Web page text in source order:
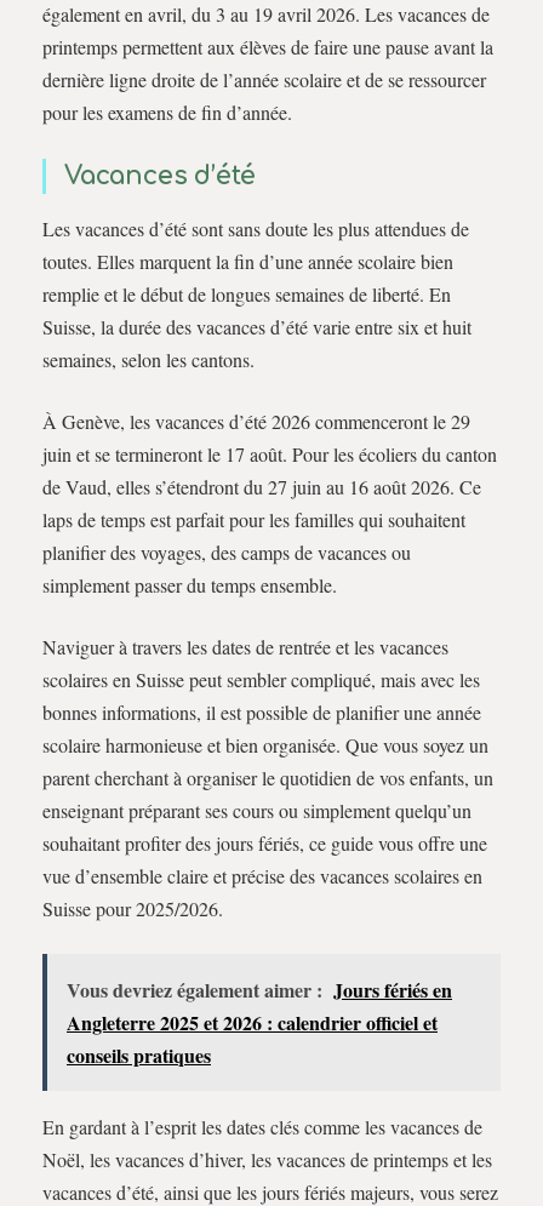
également en avril, du 3 au 19 avril 2026. Les vacances de
printemps permettent aux élèves de faire une pause avant la
dernière ligne droite de l’année scolaire et de se ressourcer
pour les examens de fin d’année.
Vacances d’été
Les vacances d’été sont sans doute les plus attendues de
toutes. Elles marquent la fin d’une année scolaire bien
remplie et le début de longues semaines de liberté. En
Suisse, la durée des vacances d’été varie entre six et huit
semaines, selon les cantons.
À Genève, les vacances d’été 2026 commenceront le 29
juin et se termineront le 17 août. Pour les écoliers du canton
de Vaud, elles s’étendront du 27 juin au 16 août 2026. Ce
laps de temps est parfait pour les familles qui souhaitent
planifier des voyages, des camps de vacances ou
simplement passer du temps ensemble.
Naviguer à travers les dates de rentrée et les vacances
scolaires en Suisse peut sembler compliqué, mais avec les
bonnes informations, il est possible de planifier une année
scolaire harmonieuse et bien organisée. Que vous soyez un
parent cherchant à organiser le quotidien de vos enfants, un
enseignant préparant ses cours ou simplement quelqu’un
souhaitant profiter des jours fériés, ce guide vous offre une
vue d’ensemble claire et précise des vacances scolaires en
Suisse pour 2025/2026.
Vous devriez également aimer : Jours fériés en
Angleterre 2025 et 2026 : calendrier officiel et
conseils pratiques
En gardant à l’esprit les dates clés comme les vacances de
Noël, les vacances d’hiver, les vacances de printemps et les
vacances d’été, ainsi que les jours fériés majeurs, vous serez